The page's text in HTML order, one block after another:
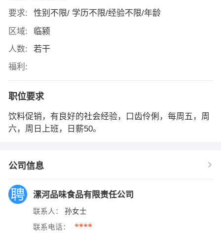
要求:
性别不限/ 学历不限/经验不限/年龄
区域:
临颍
人数:
若干
福利:
职位要求
饮料促销，有良好的社会经验，口齿伶俐，每周五，周
六，周日上班，日薪50。
公司信息
漯河品味食品有限责任公司
联系人： 孙女士
联系电话： ****